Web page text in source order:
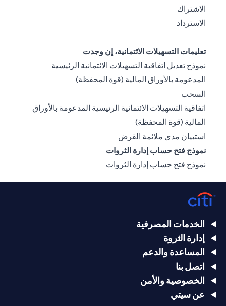
الاشتراك
الاسترداد
تعليمات التسهيلات الائتمانية، إن وجدت
نموذج تعديل اتفاقية التسهيلات الائتمانية الرئيسية
المدعومة بالأوراق المالية (قوة المحفظة)
(opens in a new tab)
السحب
اتفاقية التسهيلات الائتمانية الرئيسية المدعومة بالأوراق
المالية (قوة المحفظة)
(opens in a new tab)
استبيان مدى ملائمة القرض
نموذج فتح حساب إدارة الثروات
نموذج فتح حساب إدارة الثروات
الخدمات المصرفية
إدارة الثروة
المساعدة والدعم
اتصل بنا
الخصوصية والأمن
عن سيتي